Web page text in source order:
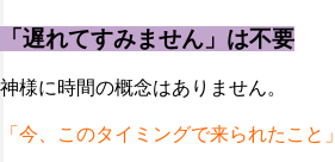
「遅れてすみません」は不要
神様に時間の概念はありません。
「今、このタイミングで来られたこと」